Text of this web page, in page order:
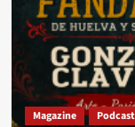
Magazine Podcast